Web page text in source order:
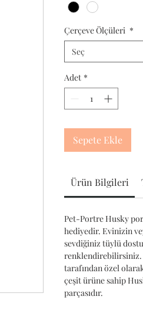
Çerçeve Ölçüleri *
Seç
Adet *
Sepete Ekle
Ürün Bilgileri
Pet-Portre Husky
hediyedir. Evinizin
sevdiğiniz tüylü
renklendirebilirsiniz.
tarafından özel
çeşit ürüne sahip
parçasıdır.